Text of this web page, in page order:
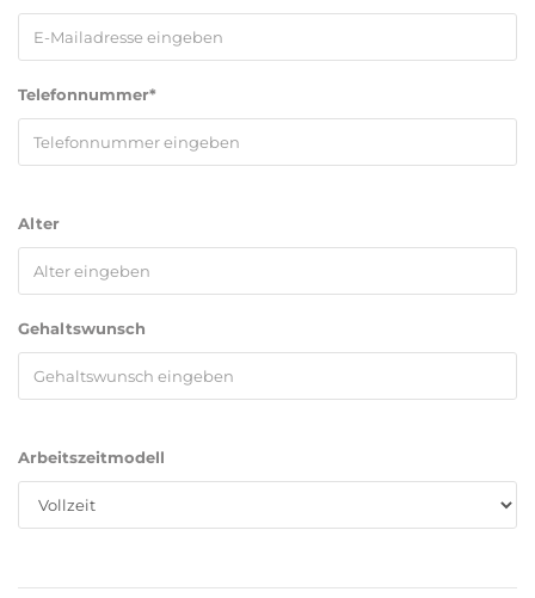
Telefonnummer*
Alter
Gehaltswunsch
Arbeitszeitmodell